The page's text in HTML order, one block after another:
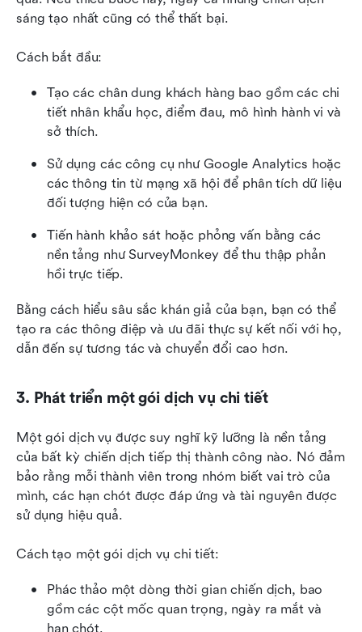
sáng tạo nhất cũng có thể thất bại.
Cách bắt đầu:
Tạo các chân dung khách hàng bao gồm các chi
tiết nhân khẩu học, điểm đau, mô hình hành vi và
sở thích.
Sử dụng các công cụ như Google Analytics hoặc
các thông tin từ mạng xã hội để phân tích dữ liệu
đối tượng hiện có của bạn.
Tiến hành khảo sát hoặc phỏng vấn bằng các
nền tảng như SurveyMonkey để thu thập phản
hồi trực tiếp.
Bằng cách hiểu sâu sắc khán giả của bạn, bạn có thể
tạo ra các thông điệp và ưu đãi thực sự kết nối với họ,
dẫn đến sự tương tác và chuyển đổi cao hơn.
3. Phát triển một gói dịch vụ chi tiết
Một gói dịch vụ được suy nghĩ kỹ lưỡng là nền tảng
của bất kỳ chiến dịch tiếp thị thành công nào. Nó đảm
bảo rằng mỗi thành viên trong nhóm biết vai trò của
mình, các hạn chót được đáp ứng và tài nguyên được
sử dụng hiệu quả.
Cách tạo một gói dịch vụ chi tiết:
Phác thảo một dòng thời gian chiến dịch, bao
gồm các cột mốc quan trọng, ngày ra mắt và
hạn chót.